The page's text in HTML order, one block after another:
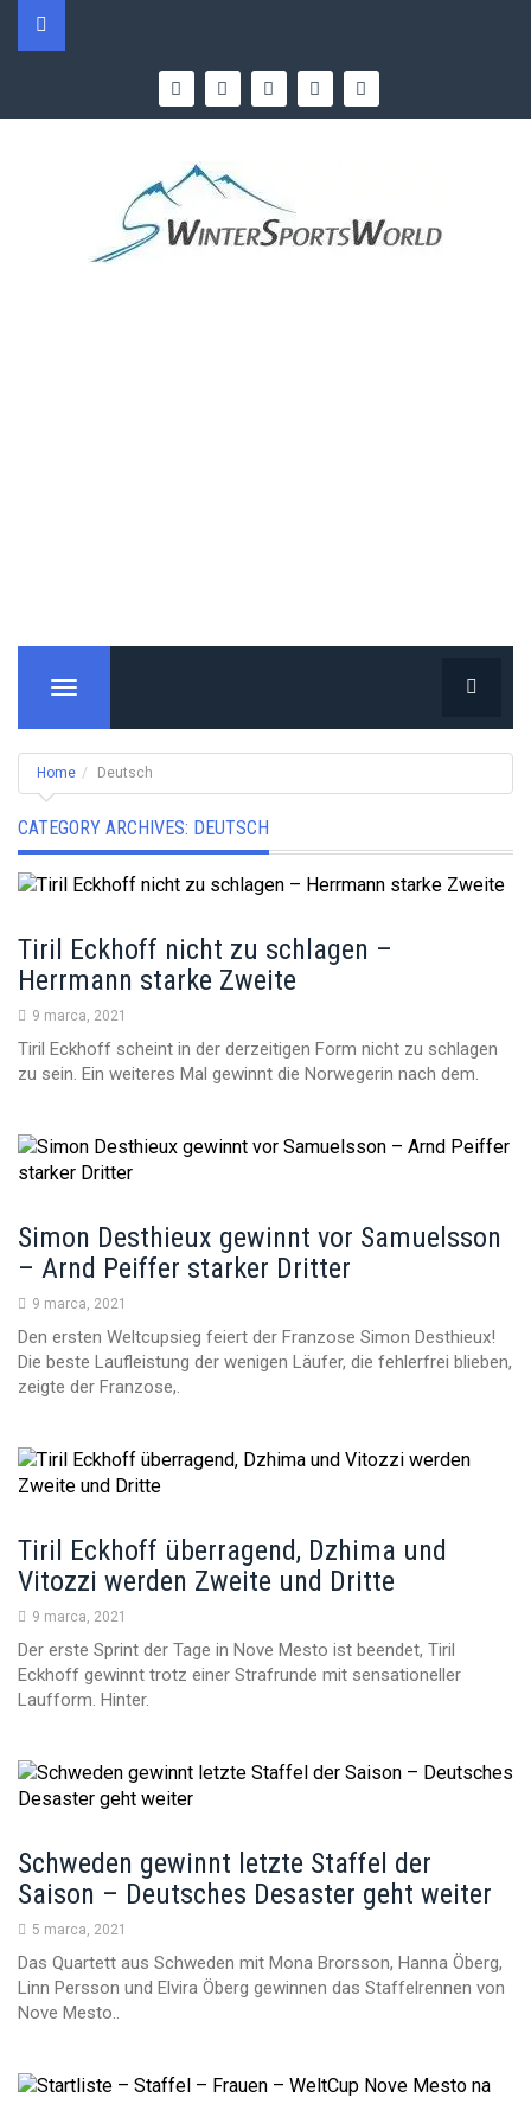
T
g
l
e
n
a
v
a
o
n
Home Deutsch
CATEGORY ARCHIVES: DEUTSCH
Tiril Eckhoff nicht zu schlagen –
Herrmann starke Zweite
9 marca, 2021
Tiril Eckhoff scheint in der derzeitigen Form nicht zu schlagen
zu sein. Ein weiteres Mal gewinnt die Norwegerin nach dem.
Simon Desthieux gewinnt vor Samuelsson
– Arnd Peiffer starker Dritter
9 marca, 2021
Den ersten Weltcupsieg feiert der Franzose Simon Desthieux!
Die beste Laufleistung der wenigen Läufer, die fehlerfrei blieben,
zeigte der Franzose,.
Tiril Eckhoff überragend, Dzhima und
Vitozzi werden Zweite und Dritte
9 marca, 2021
Der erste Sprint der Tage in Nove Mesto ist beendet, Tiril
Eckhoff gewinnt trotz einer Strafrunde mit sensationeller
Laufform. Hinter.
Schweden gewinnt letzte Staffel der
Saison – Deutsches Desaster geht weiter
5 marca, 2021
Das Quartett aus Schweden mit Mona Brorsson, Hanna Öberg,
Linn Persson und Elvira Öberg gewinnen das Staffelrennen von
Nove Mesto..